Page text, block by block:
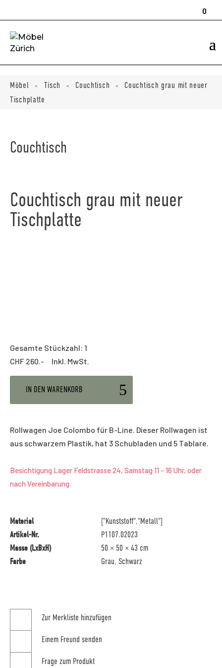
0
Möbel < Tisch < Couchtisch <
Couchtisch grau mit neuer
Tischplatte
Couchtisch
Couchtisch grau mit neuer
Tischplatte
Gesamte Stückzahl: 1
CHF 260.- Inkl. MwSt.
IN DEN WARENKORB
Rollwagen Joe Colombo für B-Line. Dieser Rollwagen ist
aus schwarzem Plastik, hat 3 Schubladen und 5 Tablare.
Besichtigung Lager Feldstrasse 24, Samstag 11 - 16 Uhr, oder
nach Vereinbarung.
Material
["Kunststoff","Metall"]
Artikel-Nr.
P1107.02023
Masse (LxBxH)
50 × 50 × 43 cm
Farbe
Grau, Schwarz
Zur Merkliste hinzufügen
Einem Freund senden
Frage zum Produkt